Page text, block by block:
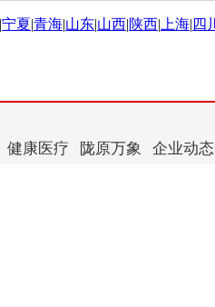
|宁夏|青海|山东|山西|陕西| 上海| 四川
健康医疗 陇原万象 企业动态